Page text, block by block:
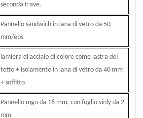
seconda trave.
Pannello sandwich in lana di vetro da 50
mm/eps
lamiera di acciaio di colore come lastra del
tetto + isolamento in lana di vetro da 40 mm
+ soffitto
Pannello mgo da 16 mm, con foglio vinly da 2
mm